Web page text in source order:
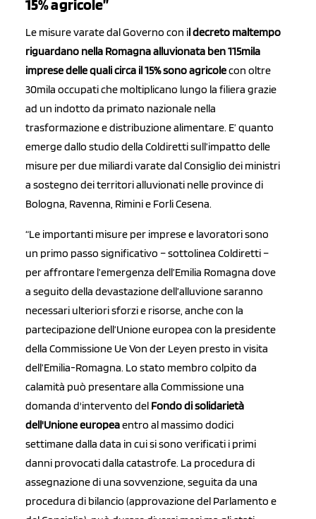
15% agricole”
Le misure varate dal Governo con il decreto maltempo
riguardano nella Romagna alluvionata ben 115mila
imprese delle quali circa il 15% sono agricolecon oltre
30mila occupati che moltiplicano lungo la filiera grazie
ad un indotto da primato nazionale nella
trasformazione e distribuzione alimentare. E’ quanto
emerge dallo studio della Coldiretti sull’impatto delle
misure per due miliardi varate dal Consiglio dei ministri
a sostegno dei territori alluvionati nelle province di
Bologna, Ravenna, Rimini e Forli Cesena.
“Le importanti misure per imprese e lavoratori sono
un primo passo significativo – sottolinea Coldiretti –
per affrontare l’emergenza dell’Emilia Romagna dove
a seguito della devastazione dell’alluvione saranno
necessari ulteriori sforzi e risorse, anche con la
partecipazione dell’Unione europea con la presidente
della Commissione Ue Von der Leyen presto in visita
dell’Emilia-Romagna. Lo stato membro colpito da
calamità può presentare alla Commissione una
domanda d'intervento del Fondo di solidarietà
dell'Unione europeaentro al massimo dodici
settimane dalla data in cui si sono verificati i primi
danni provocati dalla catastrofe. La procedura di
assegnazione di una sovvenzione, seguita da una
procedura di bilancio (approvazione del Parlamento e